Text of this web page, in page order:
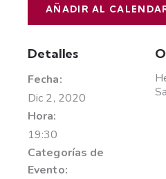
AÑADIR AL
Detalles
Fecha:
Dic 2, 2020
Hora:
19:30
Categorías de
Evento: